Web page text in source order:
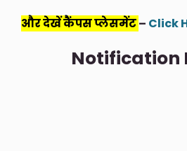
और देखें कैंपस प्लेसमेंट– Click
Notification